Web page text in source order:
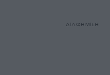
ΔΙΑΦΗΜΙΣΗ